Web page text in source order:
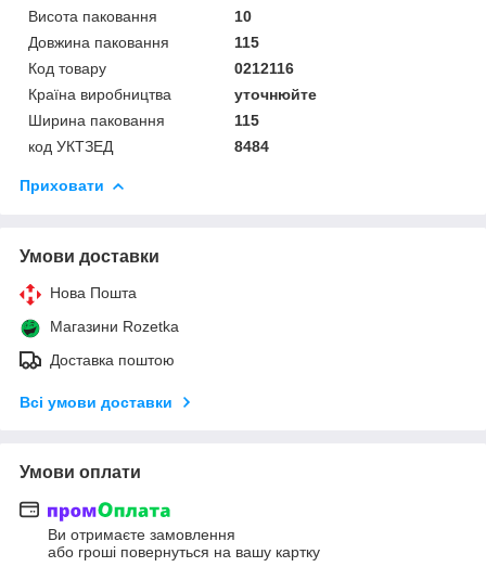
Висота паковання
10
Довжина паковання
115
Код товару
0212116
Країна виробництва
уточнюйте
Ширина паковання
115
код УКТЗЕД
8484
Приховати
Умови доставки
Нова Пошта
Магазини Rozetka
Доставка поштою
Всі умови доставки
Умови оплати
Ви отримаєте замовлення
або гроші повернуться на вашу картку